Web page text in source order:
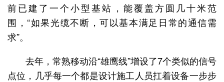
前已建了一个小型基站，能覆盖方圆几十米范
围，“如果光缆不断，可以基本满足日常的通信需
求”。
去年，常熟移动沿“雄鹰线”增设了7个类似的信号
点位，几乎每一个都是设计施工人员扛着设备一步步